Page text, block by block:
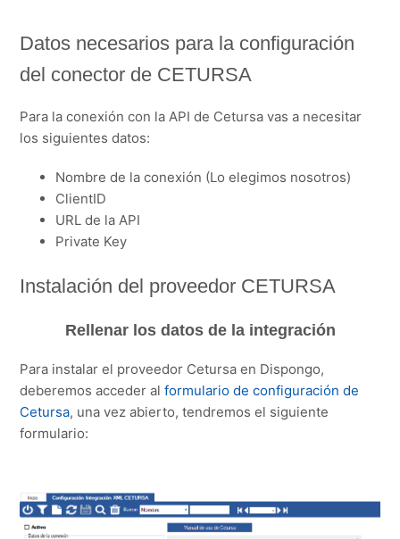
Datos necesarios para la configuración
del conector de CETURSA
Para la conexión con la API de Cetursa vas a necesitar
los siguientes datos:
Nombre de la conexión (Lo elegimos nosotros)
ClientID
URL de la API
Private Key
Instalación del proveedor CETURSA
Rellenar los datos de la integración
Para instalar el proveedor Cetursa en Dispongo,
deberemos acceder alformulario de configuración de
Cetursa, una vez abierto, tendremos el siguiente
formulario: